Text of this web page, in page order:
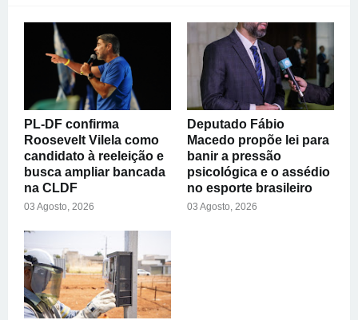
PL-DF confirma
Roosevelt Vilela como
candidato à reeleição e
busca ampliar bancada
na CLDF
03 Agosto, 2026
Deputado Fábio
Macedo propõe lei para
banir a pressão
psicológica e o assédio
no esporte brasileiro
03 Agosto, 2026